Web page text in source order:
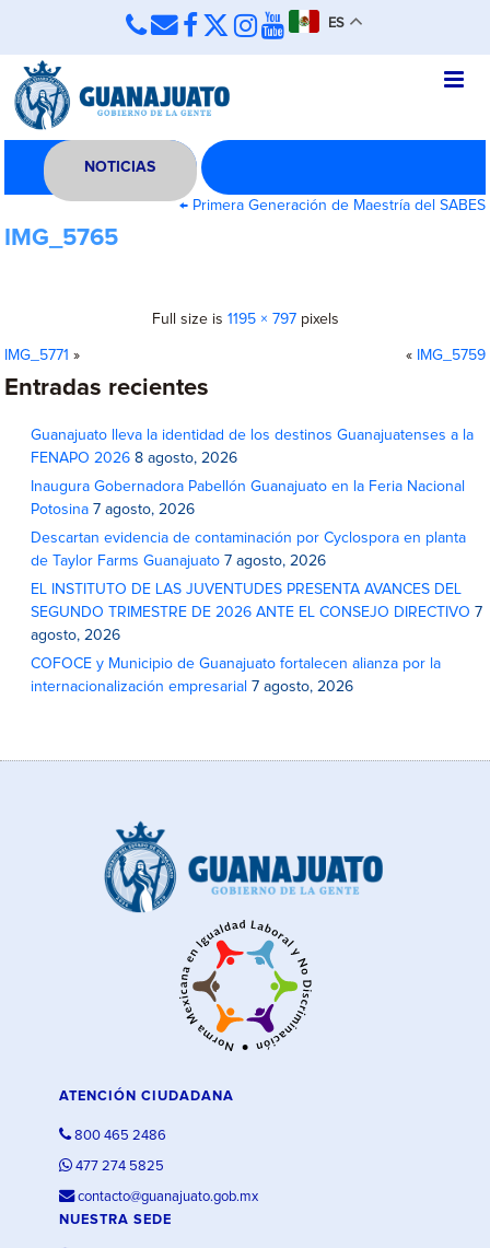
ES
NOTICIAS
←Primera Generación de Maestría del SABES
IMG_5765
Full size is 1195 × 797pixels
IMG_5771 » « IMG_5759
Entradas recientes
Guanajuato lleva la identidad de los destinos Guanajuatenses a la
FENAPO 2026 8 agosto, 2026
Inaugura Gobernadora Pabellón Guanajuato en la Feria Nacional
Potosina 7 agosto, 2026
Descartan evidencia de contaminación por Cyclospora en planta
de Taylor Farms Guanajuato 7 agosto, 2026
EL INSTITUTO DE LAS JUVENTUDES PRESENTA AVANCES DEL
SEGUNDO TRIMESTRE DE 2026 ANTE EL CONSEJO DIRECTIVO 7
agosto, 2026
COFOCE y Municipio de Guanajuato fortalecen alianza por la
internacionalización empresarial 7 agosto, 2026
ATENCIÓN CIUDADANA
800 465 2486
477 274 5825
contacto@guanajuato.gob.mx
NUESTRA SEDE